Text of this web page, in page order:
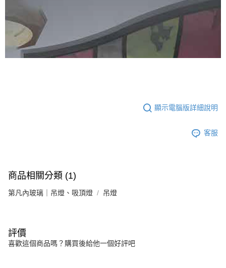
顯示電腦版詳細說明
客服
商品相關分類 (1)
第凡內玻璃｜吊燈、吸頂燈 吊燈
評價
喜歡這個商品嗎？購買後給他一個好評吧